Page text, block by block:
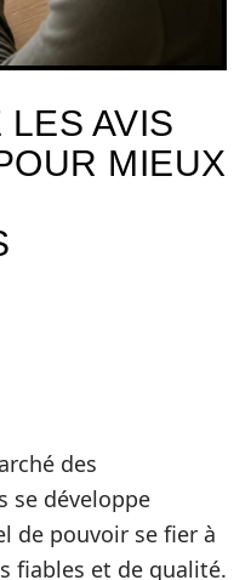
AVIS
MIEUX
des
se développe
de pouvoir se fier à
fiables et de qualité.